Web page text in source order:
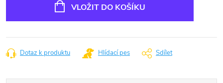
VLOŽIT DO KOŠÍKU
Dotaz k produktu Hlídací pes Sdílet